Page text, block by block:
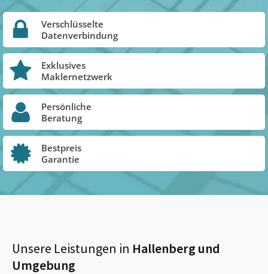
Verschlüsselte
Datenverbindung
Exklusives
Maklernetzwerk
Persönliche
Beratung
Bestpreis
Garantie
Unsere Leistungen in Hallenberg und
Umgebung